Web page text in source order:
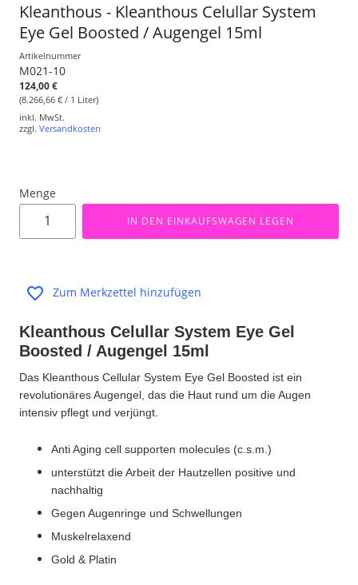
Kleanthous - Kleanthous Celullar System
Eye Gel Boosted / Augengel 15ml
Artikelnummer
M021-10
124,00 €
(8.266,66 € / 1 Liter)
inkl. MwSt.
zzgl. Versandkosten
Menge
IN DEN EINKAUFSWAGEN LEGEN
Zum Merkzettel hinzufügen
Kleanthous Celullar System Eye Gel
Boosted / Augengel 15ml
Das Kleanthous Cellular System Eye Gel Boosted ist ein
revolutionäres Augengel, das die Haut rund um die Augen
intensiv pflegt und verjüngt.
Anti Aging cell supporten molecules (c.s.m.)
unterstützt die Arbeit der Hautzellen positive und
nachhaltig
Gegen Augenringe und Schwellungen
Muskelrelaxend
Gold & Platin